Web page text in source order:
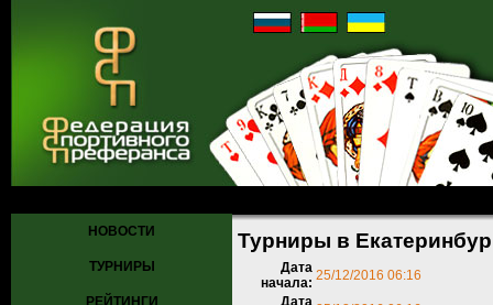
НОВОСТИ
ТУРНИРЫ
РЕЙТИНГИ
Турниры в
Дата
начала: 25/12/2016 06:16
Дата